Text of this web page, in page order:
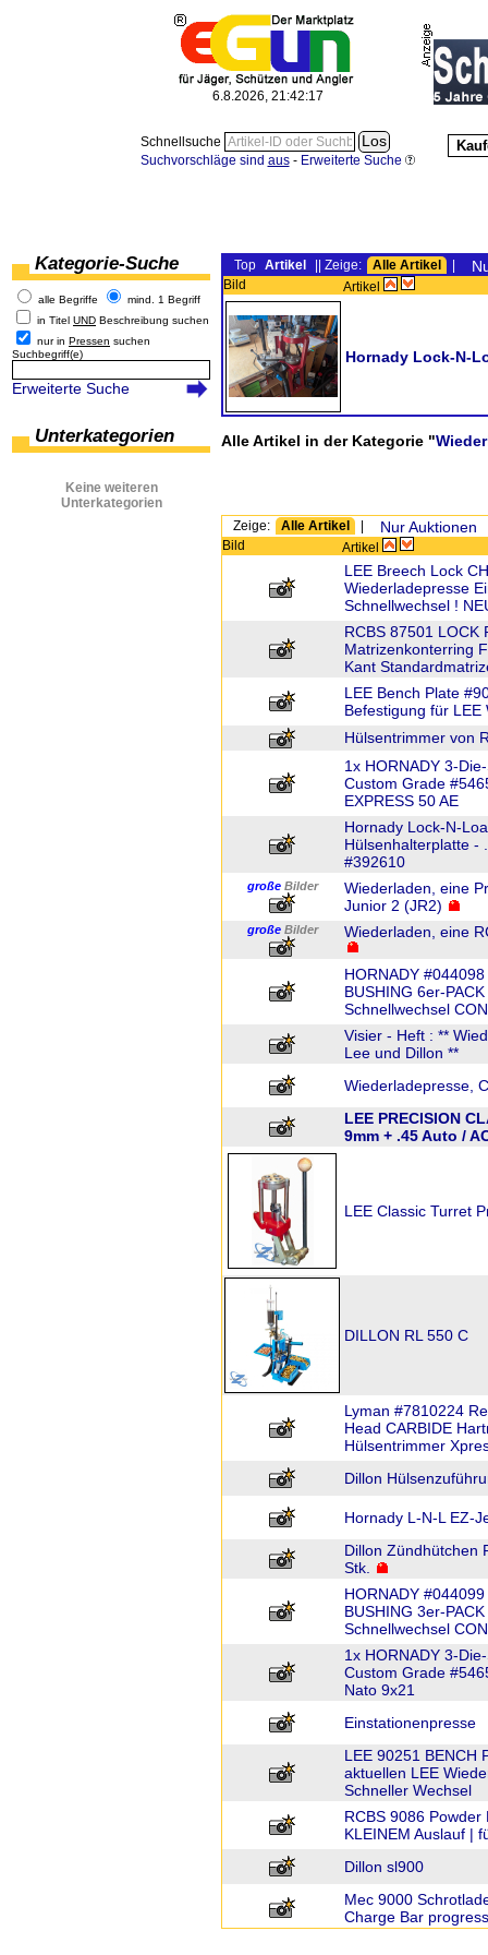
6.8.2026, 21:42:17
Schnellsuche
Suchvorschläge sind aus- Erweiterte Suche
Kategorie-Suche
alle Begriffe
mind. 1 Begriff
in Titel UND Beschreibung suchen
nur in Pressen suchen
Suchbegriff(e)
Erweiterte Suche
Unterkategorien
Keine weiteren
Unterkategorien
Top Artikel || Zeige: Alle Artikel
Bild Artikel
Hornady Lock-N-
Alle Artikel in der Kategorie "
Zeige: Alle Artikel Nur Auktionen
Bild Artikel
LEE Breech Lock
Wiederladepresse
Schnellwechsel !
RCBS 87501 LOCK
Matrizenkonterring
Kant
LEE Bench Plate
Befestigung für
Hülsentrimmer von
1x HORNADY 3-
Custom Grade
EXPRESS 50 AE
Hornady Lock-N-
Hülsenhalterplatte -
#392610
große Bilder
Wiederladen, eine
Junior 2 (JR2)
große Bilder Wiederladen, eine
HORNADY
BUSHING 6er-
Schnellwechsel
Visier - Heft : **
Lee und Dillon **
Wiederladepresse,
LEE PRECISION
9mm + .45 Auto /
LEE Classic Turret
DILLON RL 550 C
Lyman #7810224
Head CARBIDE
Hülsentrimmer
Dillon
Hornady L-N-L EZ-
Dillon Zündhütchen
Stk.
HORNADY
BUSHING 3er-
Schnellwechsel
1x HORNADY 3-
Custom Grade
Nato 9x21
Einstationenpresse
LEE 90251 BENCH
aktuellen LEE
Schneller Wechsel
RCBS 9086
KLEINEM Auslauf |
Dillon sl900
Mec 9000
Charge Bar